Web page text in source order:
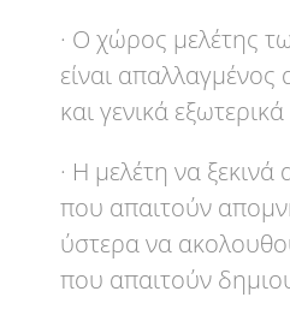
· Ο χώρος μελέτης
είναι
και γενικά
· Η μελέτη να
που απαιτούν
ύστερα να
που απαιτούν